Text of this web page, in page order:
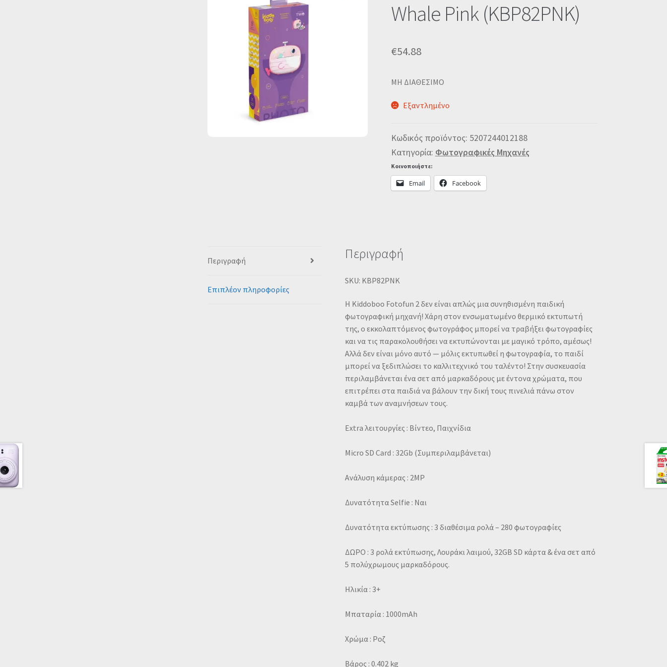
Whale Pink (KBP82PNK)
€54.88
MΗ ΔΙΑΘΕΣΙΜΟ
Εξαντλημένο
Κωδικός προϊόντος: 5207244012188
Κατηγορία: Φωτογραφικές Μηχανές
Κοινοποιήστε:
Email Facebook
Περιγραφή
Επιπλέον πληροφορίες
Περιγραφή
SKU: KBP82PNK
Η Kiddoboo Fotοfun 2 δεν είναι απλώς μια συνηθισμένη παιδική
φωτογραφική μηχανή! Χάρη στον ενσωματωμένο θερμικό εκτυπωτή
της, ο εκκολαπτόμενος φωτογράφος μπορεί να τραβήξει φωτογραφίες
και να τις παρακολουθήσει να εκτυπώνονται με μαγικό τρόπο, αμέσως!
Αλλά δεν είναι μόνο αυτό — μόλις εκτυπωθεί η φωτογραφία, το παιδί
μπορεί να ξεδιπλώσει το καλλιτεχνικό του ταλέντο! Στην συσκευασία
περιλαμβάνεται ένα σετ από μαρκαδόρους με έντονα χρώματα, που
επιτρέπει στα παιδιά να βάλουν την δική τους πινελιά πάνω στον
καμβά των αναμνήσεων τους.
Extra λειτουργίες : Βίντεο, Παιχνίδια
Micro SD Card : 32Gb (Συμπεριλαμβάνεται)
Ανάλυση κάμερας : 2MP
Δυνατότητα Selfie : Ναι
Δυνατότητα εκτύπωσης : 3 διαθέσιμα ρολά – 280 φωτογραφίες
ΔΩΡΟ : 3 ρολά εκτύπωσης, Λουράκι λαιμού, 32GB SD κάρτα & ένα σετ από
5 πολύχρωμους μαρκαδόρους.
Ηλικία : 3+
Μπαταρία : 1000mAh
Χρώμα : Ροζ
Βάρος : 0.402 kg